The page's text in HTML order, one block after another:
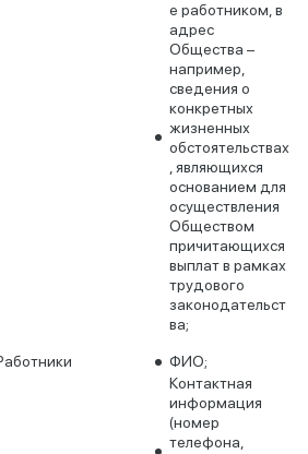
е работником, в
адрес
Общества –
например,
сведения о
конкретных
жизненных
обстоятельствах
, являющихся
основанием для
осуществления
Обществом
причитающихся
выплат в рамках
трудового
законодательст
ва;
ФИО;
Контактная
информация
(номер
телефона,